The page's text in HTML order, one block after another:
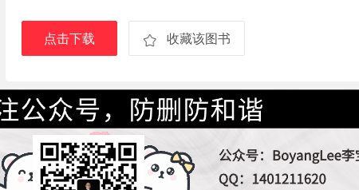
点击下载 收藏该图书